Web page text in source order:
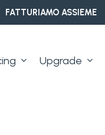
FATTURIAMO ASSIEME
Upgrade